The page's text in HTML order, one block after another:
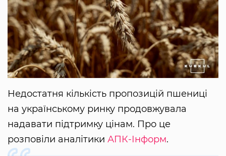
Недостатня кількість пропозицій пшениці
на українському ринку продовжувала
надавати підтримку цінам. Про це
розповіли аналітики АПК-Інформ.